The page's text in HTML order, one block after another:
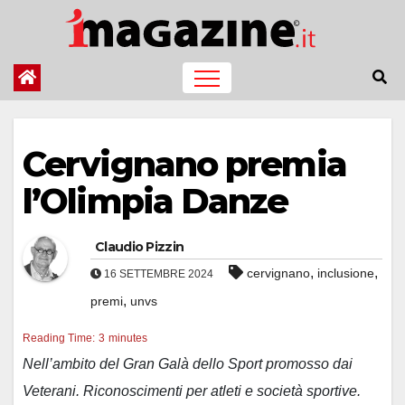
contenuto
Cervignano premia
l’Olimpia Danze
Claudio Pizzin
16 SETTEMBRE 2024 cervignano, inclusione,
premi, unvs
Reading Time: 3 minutes
Nell’ambito del Gran Galà dello Sport promosso dai
Veterani. Riconoscimenti per atleti e società sportive.